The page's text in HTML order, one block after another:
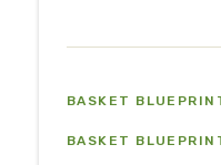
BASKET
BASKET